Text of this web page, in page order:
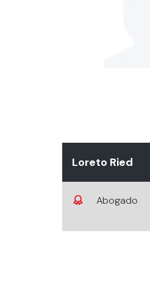
Loreto Ried
Abogado